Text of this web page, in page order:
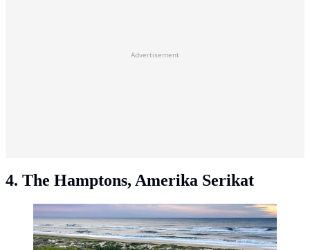
Advertisement
4. The Hamptons, Amerika Serikat